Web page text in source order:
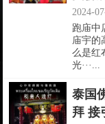
2024-
跑庙中
庙宇的
么是红
光···...
泰国
拜 接